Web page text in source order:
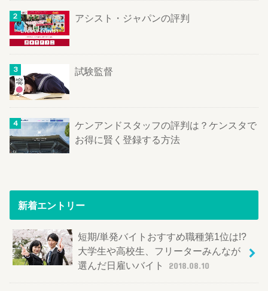
アシスト・ジャパンの評判
試験監督
ケンアンドスタッフの評判は？ケンスタで
お得に賢く登録する方法
新着エントリー
短期/単発バイトおすすめ職種第1位は!?
大学生や高校生、フリーターみんなが
選んだ日雇いバイト
2018.08.10